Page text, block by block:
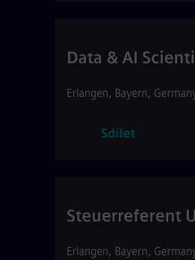
Data & AI
Erlangen, Bayern,
Sdílet
Steuerreferent
Erlangen, Bayern,